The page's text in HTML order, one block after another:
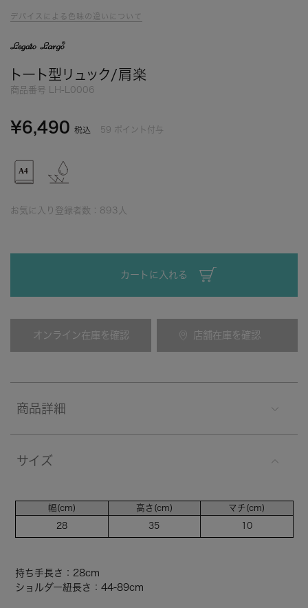
デバイスによる色味の違いについて
トート型リュック/肩楽
商品番号 LH-L0006
¥6,490 税込 59 ポイント付与
お気に入り登録者数： 893 人
カートに入れる
オンライン在庫を確認 店舗在庫を確認
商品詳細
サイズ
幅(cm)
28
高さ(cm)
35
マチ(cm)
10
持ち手長さ：28cm
ショルダー紐長さ：44-89cm